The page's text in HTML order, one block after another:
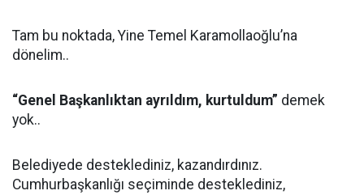
Tam bu noktada, Yine Temel Karamollaoğlu’na
dönelim..
“Genel Başkanlıktan ayrıldım, kurtuldum” demek
yok..
Belediyede desteklediniz, kazandırdınız.
Cumhurbaşkanlığı seçiminde desteklediniz,